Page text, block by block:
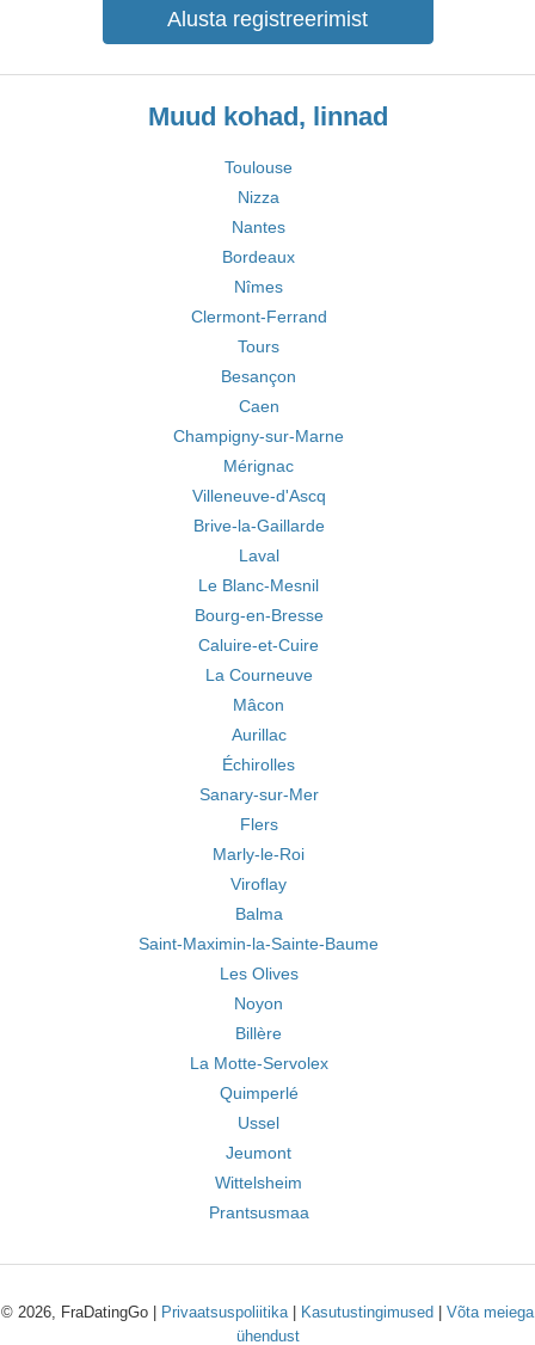
Alusta registreerimist
Muud kohad, linnad
Toulouse
Nizza
Nantes
Bordeaux
Nîmes
Clermont-Ferrand
Tours
Besançon
Caen
Champigny-sur-Marne
Mérignac
Villeneuve-d'Ascq
Brive-la-Gaillarde
Laval
Le Blanc-Mesnil
Bourg-en-Bresse
Caluire-et-Cuire
La Courneuve
Mâcon
Aurillac
Échirolles
Sanary-sur-Mer
Flers
Marly-le-Roi
Viroflay
Balma
Saint-Maximin-la-Sainte-Baume
Les Olives
Noyon
Billère
La Motte-Servolex
Quimperlé
Ussel
Jeumont
Wittelsheim
Prantsusmaa
© 2026, FraDatingGo | Privaatsuspoliitika| Kasutustingimused
Võta meiega
ühendust